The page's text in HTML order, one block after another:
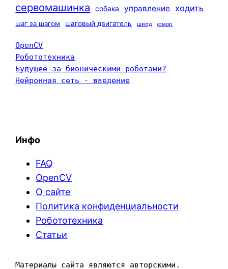
сервомашинка собака управление ходить
шаг за шагом шаговый двигатель шилд юмор
OpenCV
Робототехника
Будущее за бионическими роботами?
Нейронная сеть - введение
Инфо
FAQ
OpenCV
О сайте
Политика конфиденциальности
Робототехника
Статьи
Материалы сайта являются авторскими.